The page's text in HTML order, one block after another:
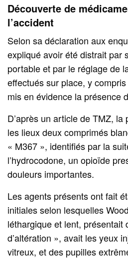
Découverte de
l’accident
Selon sa déclaration aux
expliqué avoir été distrait par
portable et par le réglage de
effectués sur place, y compris
mis en évidence la présence
D’après un article de TMZ,
les lieux deux comprimés
« M367 », identifiés par la
l’hydrocodone, un opioïde
douleurs importantes.
Les agents présents ont fait
initiales selon lesquelles
léthargique et lent, présentait
d’altération », avait les yeux
vitreux, et des pupilles